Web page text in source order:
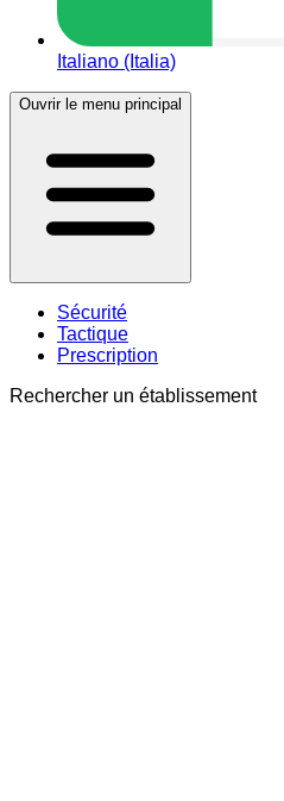
Italiano (Italia)
Ouvrir le menu principal
Sécurité
Tactique
Prescription
Rechercher un établissement